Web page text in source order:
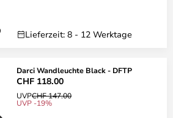
Lieferzeit: 8 - 12 Werktage
Darci Wandleuchte Black - DFTP
CHF 118.00
UVPCHF 147.00
UVP -19%